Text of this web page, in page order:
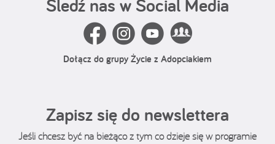
Śledź nas w Social Media
Dołącz do grupy Życie z Adopciakiem
Zapisz się do newslettera
Jeśli chcesz być na bieżąco z tym co dzieje się w programie